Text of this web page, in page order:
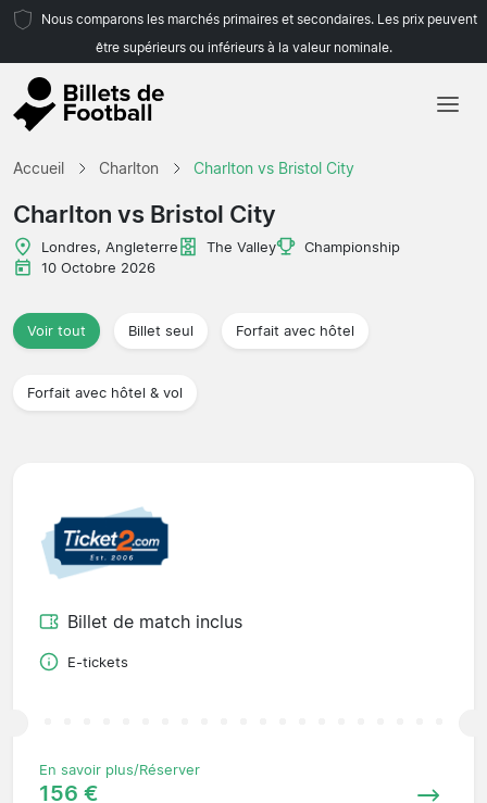
Nous comparons les marchés primaires et secondaires. Les prix peuvent
être supérieurs ou inférieurs à la valeur nominale.
Championnats
Accueil Charlton Charlton vs Bristol City
Charlton vs Bristol City
Londres, Angleterre The Valley
Championship
10 Octobre 2026
Voir tout Billet seul Forfait avec hôtel
Forfait avec hôtel & vol
Billet de match inclus
E-tickets
En savoir plus/Réserver
156 €